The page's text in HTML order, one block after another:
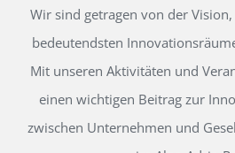
Wir sind getragen von der
bedeutendsten
Mit unseren Aktivitäten und
einen wichtigen Beitrag zur
zwischen Unternehmen und